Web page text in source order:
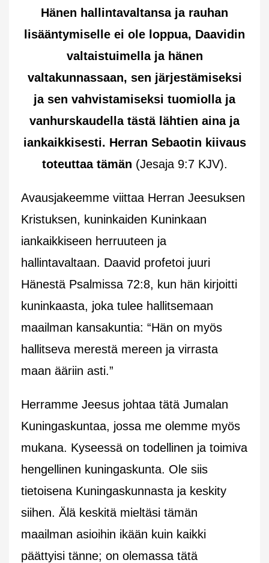
Hänen hallintavaltansa ja rauhan
lisääntymiselle ei ole loppua, Daavidin
valtaistuimella ja hänen
valtakunnassaan, sen järjestämiseksi
ja sen vahvistamiseksi tuomiolla ja
vanhurskaudella tästä lähtien aina ja
iankaikkisesti. Herran Sebaotin kiivaus
toteuttaa tämän (Jesaja 9:7 KJV).
Avausjakeemme viittaa Herran Jeesuksen
Kristuksen, kuninkaiden Kuninkaan
iankaikkiseen herruuteen ja
hallintavaltaan. Daavid profetoi juuri
Hänestä Psalmissa 72:8, kun hän kirjoitti
kuninkaasta, joka tulee hallitsemaan
maailman kansakuntia: “Hän on myös
hallitseva merestä mereen ja virrasta
maan ääriin asti.”
Herramme Jeesus johtaa tätä Jumalan
Kuningaskuntaa, jossa me olemme myös
mukana. Kyseessä on todellinen ja toimiva
hengellinen kuningaskunta. Ole siis
tietoisena Kuningaskunnasta ja keskity
siihen. Älä keskitä mieltäsi tämän
maailman asioihin ikään kuin kaikki
päättyisi tänne; on olemassa tätä